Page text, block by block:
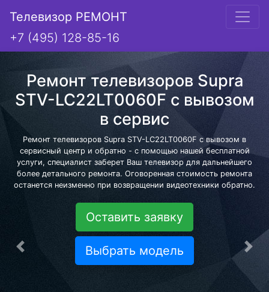
Телевизор РЕМОНТ
+7 (495) 128-85-16
Ремонт телевизоров Supra
STV-LC22LT0060F с вывозом
в сервис
Ремонт телевизоров Supra STV-LC22LT0060F с вывозом в
сервисный центр и обратно - с помощью нашей бесплатной
услуги, специалист заберет Ваш телевизор для дальнейшего
более детального ремонта. Оговоренная стоимость ремонта
останется неизменно при возвращении видеотехники обратно.
Оставить заявку
Выбрать модель
Предыдущая